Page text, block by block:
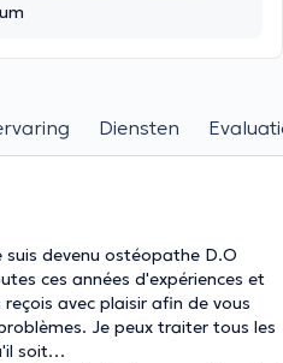
Diensten
suis devenu ostéopathe D.O
ces années d'expériences et
avec plaisir afin de vous
Je peux traiter tous les
soit